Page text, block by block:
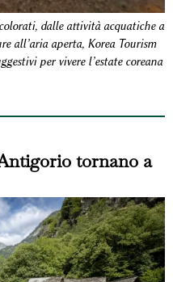
dalle attività acquatiche a
all’aria aperta, Korea Tourism
per vivere l’estate coreana
tornano a